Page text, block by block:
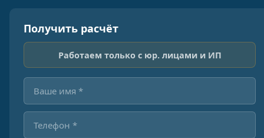
Получить расчёт
Работаем только с юр. лицами и ИП